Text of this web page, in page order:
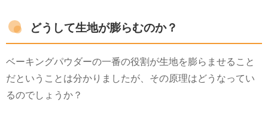
どうして生地が膨らむのか？
ベーキングパウダーの一番の役割が生地を膨らませること
だということは分かりましたが、その原理はどうなってい
るのでしょうか？